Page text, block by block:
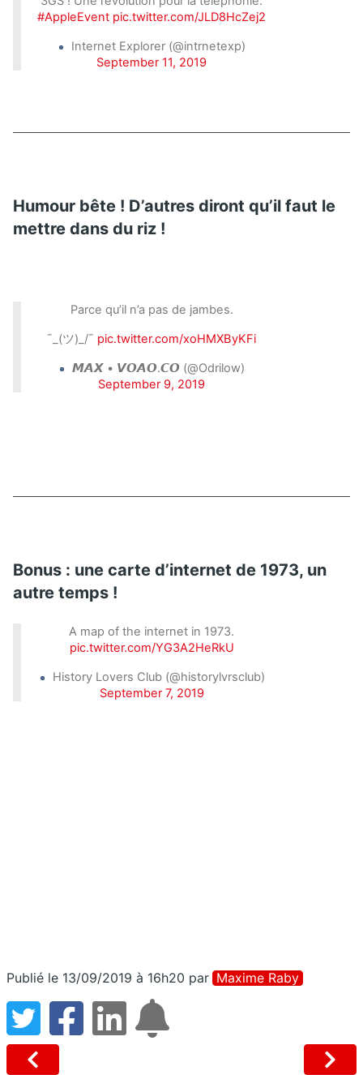
#AppleEvent pic.twitter.com/JLD8HcZej2
Internet Explorer (@intrnetexp)
September 11, 2019
Humour bête ! D’autres diront qu’il faut le
mettre dans du riz !
Parce qu’il n’a pas de jambes.
¯_(ツ)_/¯ pic.twitter.com/xoHMXByKFi
𝙈𝘼𝙓 • 𝙑𝙊𝘼𝙊.𝘾𝙊 (@Odrilow)
September 9, 2019
Bonus : une carte d’internet de 1973, un
autre temps !
A map of the internet in 1973.
pic.twitter.com/YG3A2HeRkU
History Lovers Club (@historylvrsclub)
September 7, 2019
Publié le 13/09/2019 à 16h20 par Maxime Raby